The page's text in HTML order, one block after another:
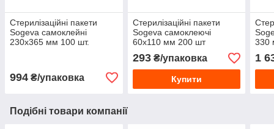
Стерилізаційні пакети
Sogeva самоклейні
230х365 мм 100 шт.
994 ₴/упаковка
Стерилізаційні пакети
Sogeva самоклеючі
60х110 мм 200 шт
293₴/упаковка
Купити
330
1
Подібні товари компанії